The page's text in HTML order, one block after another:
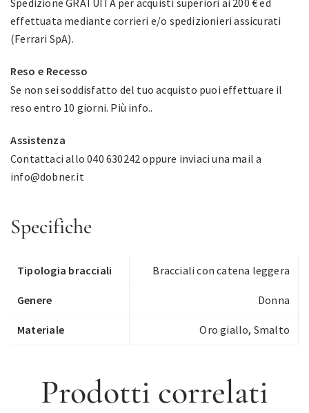
Spedizione GRATUITA per acquisti superiori ai 200 € ed
effettuata mediante corrieri e/o spedizionieri assicurati
(Ferrari SpA).
Reso e Recesso
Se non sei soddisfatto del tuo acquisto puoi effettuare il
reso entro 10 giorni. Più info..
Assistenza
Contattaci allo 040 630242 oppure inviaci una mail a
info@dobner.it
Specifiche
Tipologia bracciali Bracciali con catena leggera
Genere Donna
Materiale Oro giallo, Smalto
Prodotti correlati